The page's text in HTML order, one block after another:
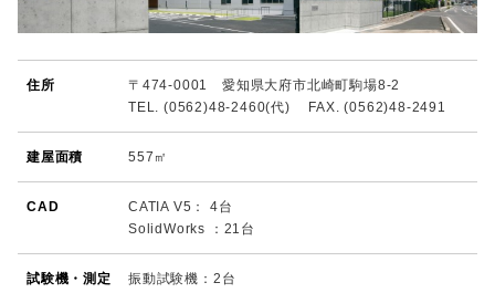
住所
〒474-0001 愛知県大府市北崎町駒場8-2
TEL. (0562)48-2460(代) FAX. (0562)48-2491
建屋面積 557㎡
CAD
CATIA V5： 4台
SolidWorks ：21台
試験機・測定 振動試験機：2台